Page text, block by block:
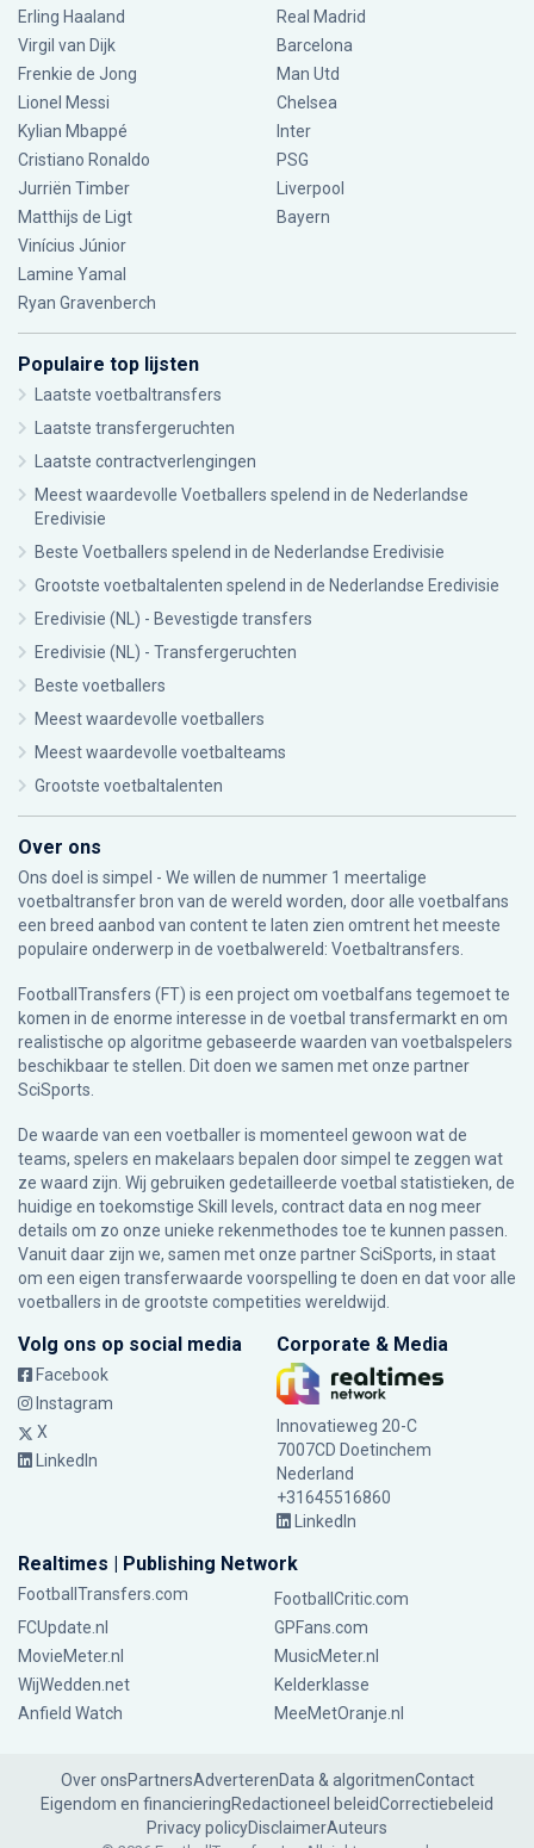
Erling Haaland
Virgil van Dijk
Frenkie de Jong
Lionel Messi
Kylian Mbappé
Cristiano Ronaldo
Jurriën Timber
Matthijs de Ligt
Vinícius Júnior
Lamine Yamal
Ryan Gravenberch
Real Madrid
Barcelona
Man Utd
Chelsea
Inter
PSG
Liverpool
Bayern
Populaire top lijsten
Laatste voetbaltransfers
Laatste transfergeruchten
Laatste contractverlengingen
Meest waardevolle Voetballers spelend in de Nederlandse
Eredivisie
Beste Voetballers spelend in de Nederlandse Eredivisie
Grootste voetbaltalenten spelend in de Nederlandse Eredivisie
Eredivisie (NL) - Bevestigde transfers
Eredivisie (NL) - Transfergeruchten
Beste voetballers
Meest waardevolle voetballers
Meest waardevolle voetbalteams
Grootste voetbaltalenten
Over ons
Ons doel is simpel - We willen de nummer 1 meertalige
voetbaltransfer bron van de wereld worden, door alle voetbalfans
een breed aanbod van content te laten zien omtrent het meeste
populaire onderwerp in de voetbalwereld: Voetbaltransfers.
FootballTransfers (FT) is een project om voetbalfans tegemoet te
komen in de enorme interesse in de voetbal transfermarkt en om
realistische op algoritme gebaseerde waarden van voetbalspelers
beschikbaar te stellen. Dit doen we samen met onze partner
SciSports.
De waarde van een voetballer is momenteel gewoon wat de
teams, spelers en makelaars bepalen door simpel te zeggen wat
ze waard zijn. Wij gebruiken gedetailleerde voetbal statistieken, de
huidige en toekomstige Skill levels, contract data en nog meer
details om zo onze unieke rekenmethodes toe te kunnen passen.
Vanuit daar zijn we, samen met onze partner SciSports, in staat
om een eigen transferwaarde voorspelling te doen en dat voor alle
voetballers in de grootste competities wereldwijd.
Volg ons op social media
Facebook
Instagram
X
LinkedIn
Corporate & Media
Innovatieweg 20-C
7007CD Doetinchem
Nederland
+31645516860
LinkedIn
Realtimes | Publishing Network
FootballTransfers.com
FootballCritic.com
FCUpdate.nl
GPFans.com
MovieMeter.nl
MusicMeter.nl
WijWedden.net
Kelderklasse
Anfield Watch
MeeMetOranje.nl
Over onsPartnersAdverterenData & algoritmenContact
Eigendom en financieringRedactioneel beleidCorrectiebeleid
Privacy policyDisclaimerAuteurs